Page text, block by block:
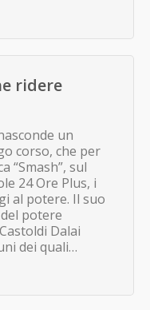
ridere
un
corso, che per
“Smash”, sul
24 Ore Plus, i
al potere. Il suo
potere
Dalai
dei quali…